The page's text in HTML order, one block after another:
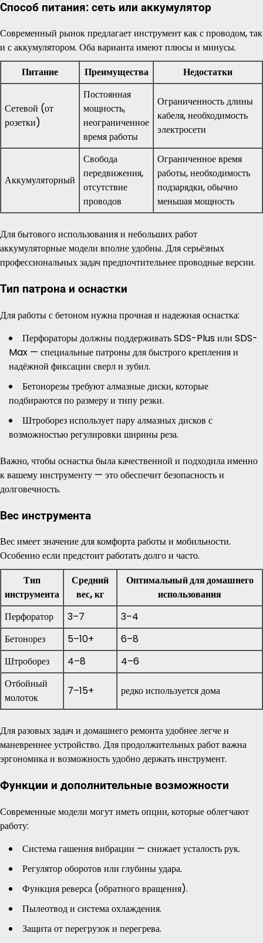
Способ питания: сеть или аккумулятор
Современный рынок предлагает инструмент как с проводом, так
и с аккумулятором. Оба варианта имеют плюсы и минусы.
Питание
Преимущества Недостатки
Сетевой (от
розетки)
Постоянная
мощность,
неограниченное
время работы
Ограниченность длины
кабеля, необходимость
электросети
Аккумуляторный
Свобода
передвижения,
отсутствие
проводов
Ограниченное время
работы, необходимость
подзарядки, обычно
меньшая мощность
Для бытового использования и небольших работ
аккумуляторные модели вполне удобны. Для серьёзных
профессиональных задач предпочтительнее проводные версии.
Тип патрона и оснастки
Для работы с бетоном нужна прочная и надежная оснастка:
Перфораторы должны поддерживать SDS-Plus или SDS-
Max — специальные патроны для быстрого крепления и
надёжной фиксации сверл и зубил.
Бетонорезы требуют алмазные диски, которые
подбираются по размеру и типу резки.
Штроборез использует пару алмазных дисков с
возможностью регулировки ширины реза.
Важно, чтобы оснастка была качественной и подходила именно
к вашему инструменту — это обеспечит безопасность и
долговечность.
Вес инструмента
Вес имеет значение для комфорта работы и мобильности.
Особенно если предстоит работать долго и часто.
Тип
инструмента
Средний
вес, кг
Оптимальный для домашнего
использования
Перфоратор
3–7
3–4
Бетонорез
5–10+
6–8
Штроборез
4–8
4–6
Отбойный
молоток
7–15+ редко используется дома
Для разовых задач и домашнего ремонта удобнее легче и
маневреннее устройство. Для продолжительных работ важна
эргономика и возможность удобно держать инструмент.
Функции и дополнительные возможности
Современные модели могут иметь опции, которые облегчают
работу:
Система гашения вибрации — снижает усталость рук.
Регулятор оборотов или глубины удара.
Функция реверса (обратного вращения).
Пылеотвод и система охлаждения.
Защита от перегрузок и перегрева.